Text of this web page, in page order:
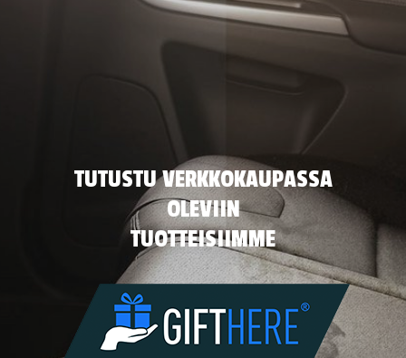
TUTUSTU VERKKOKAUPASSA
OLEVIIN
TUOTTEISIIMME